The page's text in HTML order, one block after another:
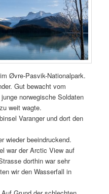
Øvre-Pasvik-Nationalpark.
Gut bewacht vom
norwegische Soldaten
weit wagte.
Varanger und dort den
wieder beeindruckend.
war der Arctic View auf
dorthin war sehr
wir den Wasserfall in